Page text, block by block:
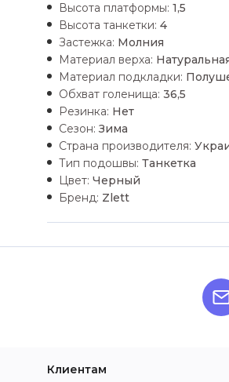
Высота платформы: 1,5
Высота танкетки: 4
Застежка: Молния
Материал верха:
Материал подкладки:
Обхват голенища: 36,5
Резинка: Нет
Сезон: Зима
Страна производителя:
Тип подошвы: Танкетка
Цвет: Черный
Бренд: Zlett
Клиентам